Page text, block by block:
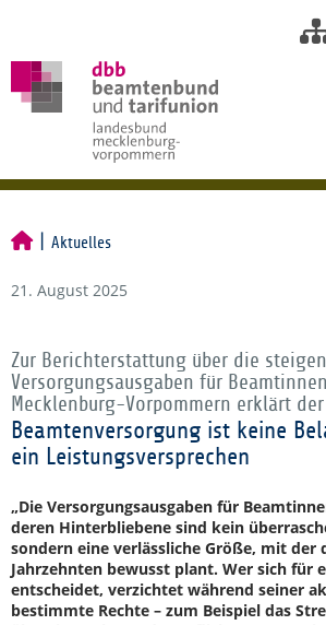
Aktuelles
21. August 2025
Zur Berichterstattung über die
Versorgungsausgaben für
Mecklenburg-Vorpommern erklärt
Beamtenversorgung ist keine
ein Leistungsversprechen
„Die Versorgungsausgaben für
deren Hinterbliebene sind kein
sondern eine verlässliche Größe, mit der
Jahrzehnten bewusst plant. Wer sich für
entscheidet, verzichtet während seiner
bestimmte Rechte – zum Beispiel das